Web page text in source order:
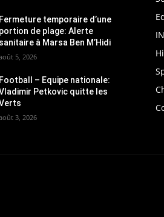
Fermeture temporaire d’une
portion de plage: Alerte
sanitaire à Marsa Ben M’Hidi
5, 2026
Football – Equipe nationale:
Petkovic quitte les
3, 2026